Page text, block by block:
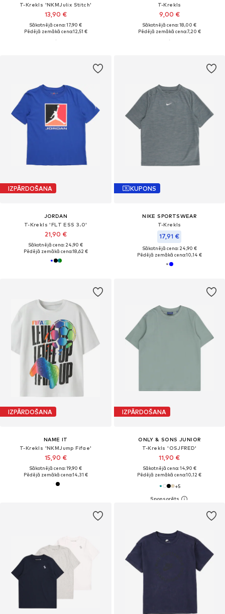
T-Krekls 'NKMJulix Stitch'
13,90 €
Sākotnējā cena: 17,90 €
Pēdējā zemākā cena:12,51 €
T-Krekls
9,00 €
Sākotnējā cena: 18,00 €
Pēdējā zemākā cena:7,20 €
IZPĀRDOŠANA
JORDAN
T-Krekls 'FLT ESS 3.0'
21,90 €
Sākotnējā cena: 24,90 €
Pēdējā zemākā cena:18,62 €
KUPONS
NIKE SPORTSWEAR
T-Krekls
17,91 €
Sākotnējā cena: 24,90 €
Pēdējā zemākā cena:10,14 €
IZPĀRDOŠANA
NAME IT
T-Krekls 'NKMJump Fifae'
15,90 €
Sākotnējā cena: 19,90 €
Pēdējā zemākā cena:14,31 €
IZPĀRDOŠANA
ONLY & SONS JUNIOR
T-Krekls 'OSJFRED'
11,90 €
Sākotnējā cena: 14,90 €
Pēdējā zemākā cena:10,12 €
+5